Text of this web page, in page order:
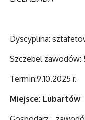
Dyscyplina:
Szczebel zawodów:
Termin:9.10.2025 r.
Miejsce: Lubartów